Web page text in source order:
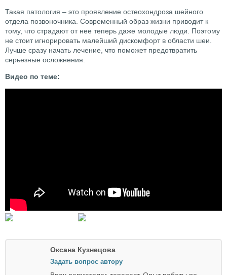
Такая патология – это проявление остеохондроза шейного
отдела позвоночника. Современный образ жизни приводит к
тому, что страдают от нее теперь даже молодые люди. Поэтому
не стоит игнорировать малейший дискомфорт в области шеи.
Лучше сразу начать лечение, что поможет предотвратить
серьезные осложнения.
Видео по теме:
Оксана Кузнецова
Задать вопрос автору